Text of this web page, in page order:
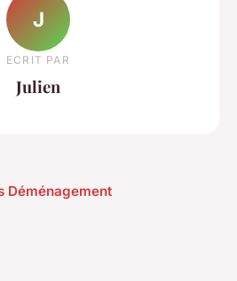
J
ECRIT PAR
Julien
Déménagement